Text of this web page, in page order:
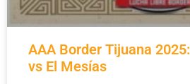
AAA Border Tijuana
vs El Mesías